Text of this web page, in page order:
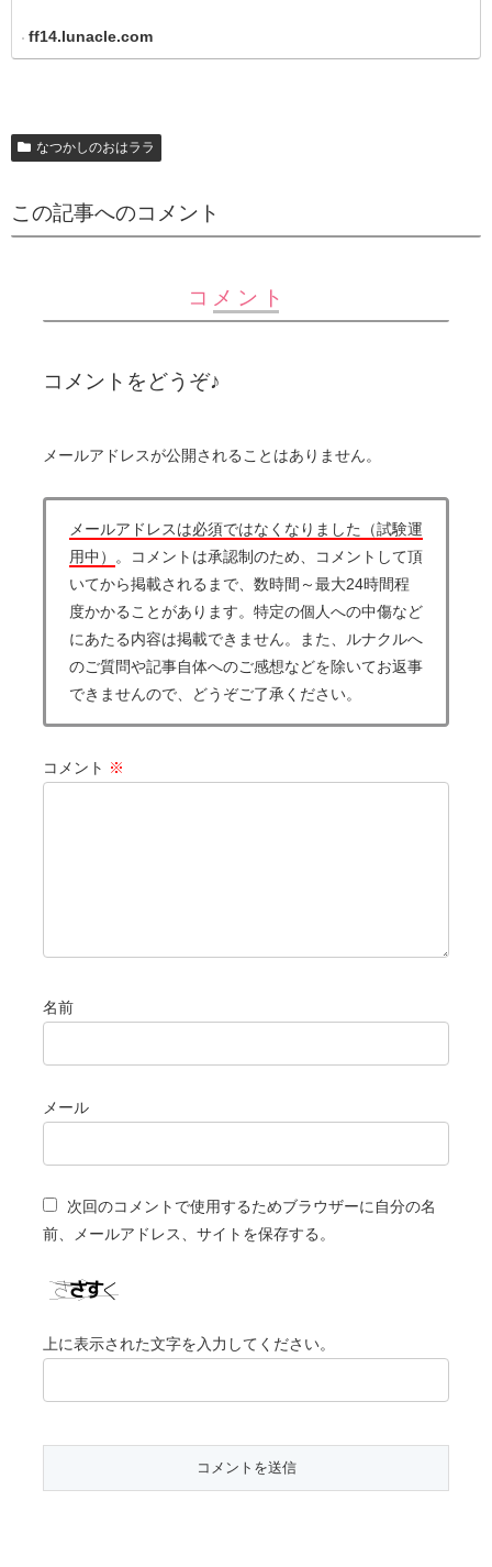
ff14.lunacle.com
なつかしのおはララ
この記事へのコメント
コメント
コメントをどうぞ♪
メールアドレスが公開されることはありません。
メールアドレスは必須ではなくなりました（試験運
用中）
。コメントは承認制のため、コメントして頂
いてから掲載されるまで、数時間～最大24時間程
度かかることがあります。特定の個人への中傷など
にあたる内容は掲載できません。また、ルナクルへ
のご質問や記事自体へのご感想などを除いてお返事
できませんので、どうぞご了承ください。
コメント ※
名前
メール
次回のコメントで使用するためブラウザーに自分の名
前、メールアドレス、サイトを保存する。
上に表示された文字を入力してください。